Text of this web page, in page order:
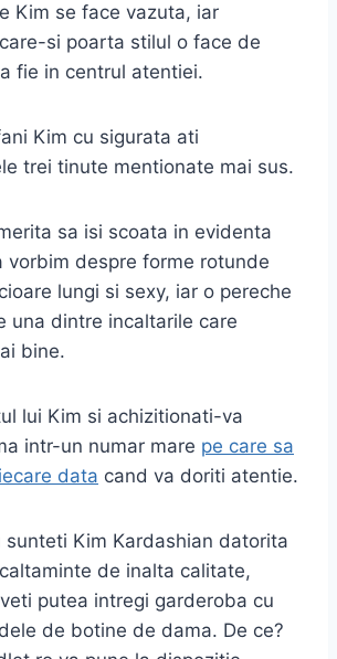
Kim se face vazuta, iar
si poarta stilul o face de
fie in centrul atentiei.
Kim cu sigurata ati
trei tinute mentionate mai sus.
sa isi scoata in evidenta
vorbim despre forme rotunde
lungi si sexy, iar o pereche
una dintre incaltarile care
bine.
lui Kim si achizitionati-va
intr-un numar mare pe care sa
data cand va doriti atentie.
sunteti Kim Kardashian datorita
de inalta calitate,
putea intregi garderoba cu
de botine de dama. De ce?